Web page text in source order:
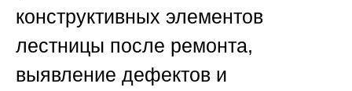
конструктивных элементов
лестницы после ремонта,
выявление дефектов и